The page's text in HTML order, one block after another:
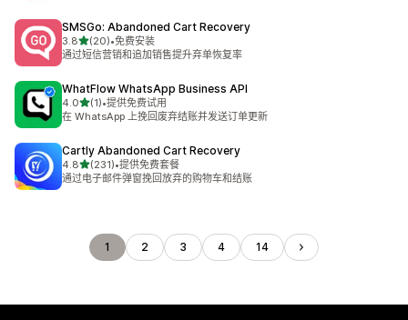
SMSGo: Abandoned Cart Recovery
3.8星（满分 5 星）
(20)
总共 20 条评论
•免费安装
通过短信营销和追加销售提升弃单恢复率
WhatFlow WhatsApp Business API
4.0星（满分 5 星）
(1)
总共 1 条评论
•提供免费试用
在 WhatsApp 上挽回废弃结账并发送订单更新
Cartly Abandoned Cart Recovery
4.8星（满分 5 星）
(231)
总共 231 条评论
•提供免费套餐
通过电子邮件弹窗挽回放弃的购物车和结账
1 2 3 4 14